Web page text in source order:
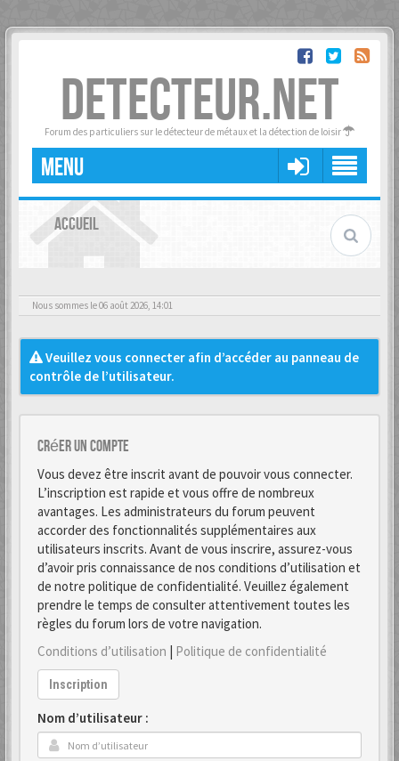
DETECTEUR.NET
Forum des particuliers sur le détecteur de métaux et la détection de loisir
MENU
ACCUEIL
Nous sommes le 06 août 2026, 14:01
Veuillez vous connecter afin d’accéder au panneau de
contrôle de l’utilisateur.
Créer un Compte
Vous devez être inscrit avant de pouvoir vous connecter.
L’inscription est rapide et vous offre de nombreux
avantages. Les administrateurs du forum peuvent
accorder des fonctionnalités supplémentaires aux
utilisateurs inscrits. Avant de vous inscrire, assurez-vous
d’avoir pris connaissance de nos conditions d’utilisation et
de notre politique de confidentialité. Veuillez également
prendre le temps de consulter attentivement toutes les
règles du forum lors de votre navigation.
Conditions d’utilisation | Politique de confidentialité
Inscription
Nom d’utilisateur :